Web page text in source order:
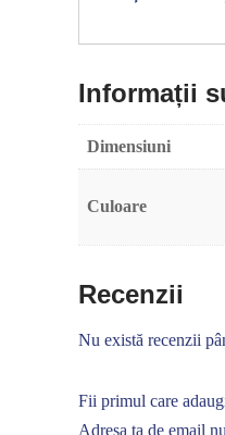
Informații
Dimensiuni
Culoare
Recenzii
Nu există recenzii
Fii primul care
Adresa ta de email